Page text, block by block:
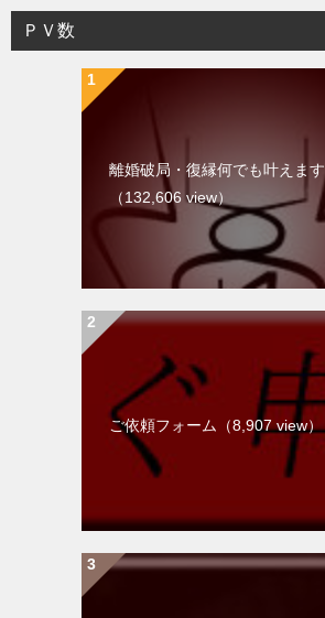
ＰＶ数
離婚破局・復縁何でも叶えます
（132,606 view）
ご依頼フォーム（8,907 view）